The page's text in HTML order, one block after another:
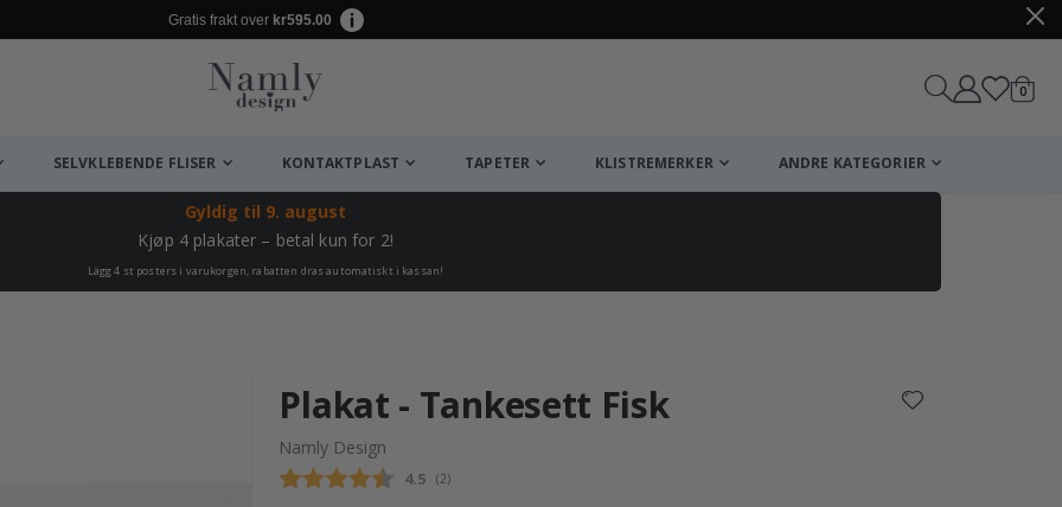
Gratis frakt over kr595.00
0varer
SELVKLEBENDE FLISER KONTAKTPLAST TAPETER KLISTREMERKER ANDRE KATEGORIER
Gyldig til 9. august
Kjøp 4 plakater – betal kun for 2!
Lägg 4 st posters i varukorgen, rabatten dras automatiskt i kassan!
Plakat - Tankesett Fisk
Namly Design
Gjennomsnittskarakter:
4.5 (stemmer:
2)